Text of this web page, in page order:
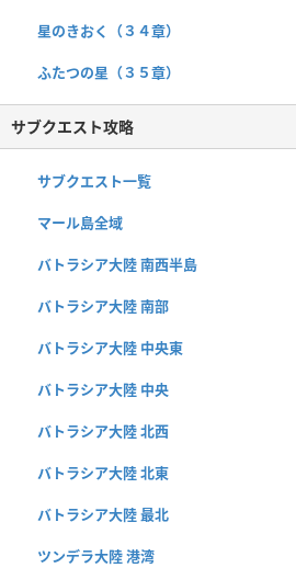
星のきおく（３４章）
ふたつの星（３５章）
サブクエスト攻略
サブクエスト一覧
マール島全域
バトラシア大陸 南西半島
バトラシア大陸 南部
バトラシア大陸 中央東
バトラシア大陸 中央
バトラシア大陸 北西
バトラシア大陸 北東
バトラシア大陸 最北
ツンデラ大陸 港湾